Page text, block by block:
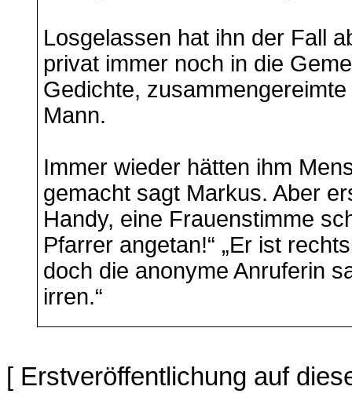
Losgelassen hat ihn der Fall
privat immer noch in die
Gedichte,
Mann.
Immer wieder hätten ihm
gemacht sagt Markus. Aber
Handy, eine Frauenstimme
Pfarrer angetan!“ „Er ist
doch die anonyme Anruferin
irren.“
[ Erstveröffentlichung auf